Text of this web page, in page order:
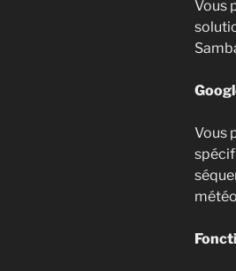
Vous
Vous